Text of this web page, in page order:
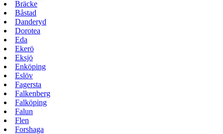
Bräcke
Båstad
Danderyd
Dorotea
Eda
Ekerö
Eksjö
Enköping
Eslöv
Fagersta
Falkenberg
Falköping
Falun
Flen
Forshaga